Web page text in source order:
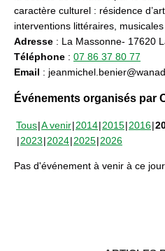
caractère culturel : résidence
interventions littéraires,
Adresse : La Massonne- 17620
Téléphone : 07 86 37 80 77
Email :
Événements organisés par
Tous A venir 2014 2015 2016
2023 2024 2025 2026
Pas d'événement à venir à ce jour.